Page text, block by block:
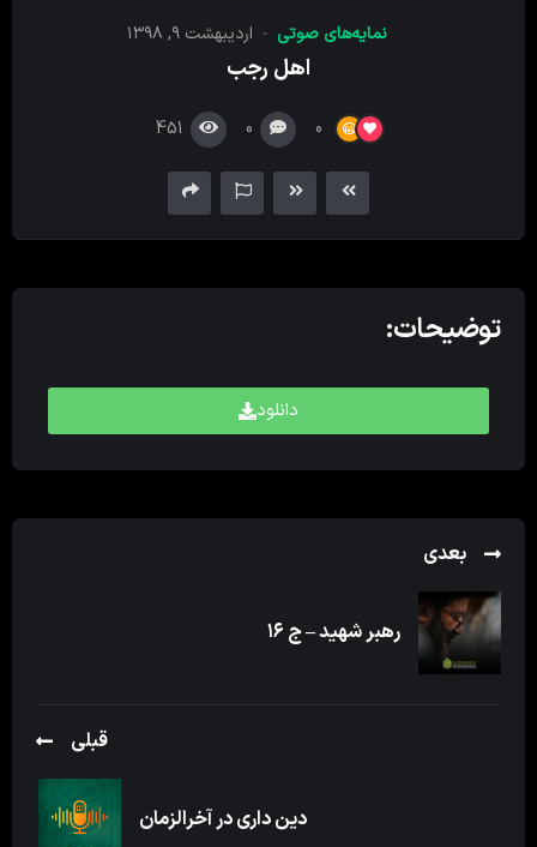
نمایه‌های صوتی اردیبهشت ۹, ۱۳۹۸
اهل رجب
0
0
451
توضیحات:
دانلود
بعدی
رهبر شهید – ج ۱۶
قبلی
دین داری در آخرالزمان